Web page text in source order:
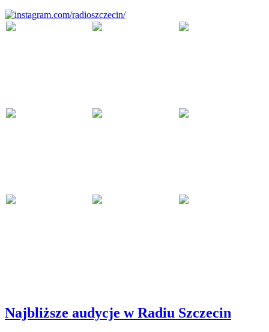
Najbliższe audycje w Radiu Szczecin